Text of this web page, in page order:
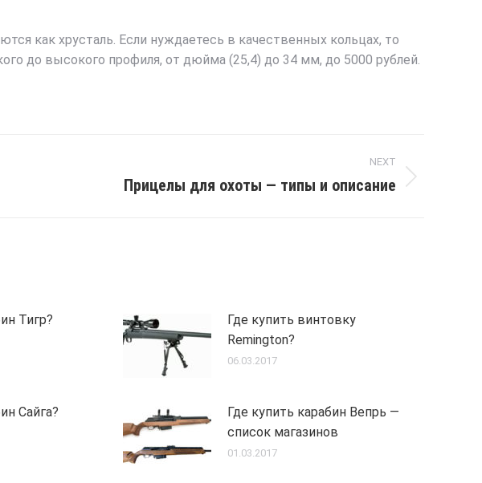
как хрусталь. Если нуждаетесь в качественных кольцах, то
до высокого профиля, от дюйма (25,4) до 34 мм, до 5000 рублей.
NEXT
Прицелы для охоты — типы и описание
Тигр?
Где купить винтовку
Remington?
06.03.2017
Сайга?
Где купить карабин Вепрь —
список магазинов
01.03.2017